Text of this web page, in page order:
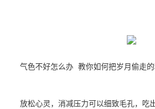
气色不好怎么办 教你如何把岁月偷走
放松心灵，消减压力可以细致毛孔，吃